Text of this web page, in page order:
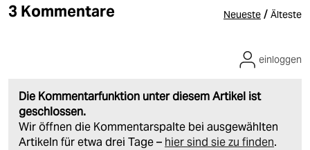
3 Kommentare Neueste / Älteste
Die Kommentarfunktion unter diesem Artikel ist
geschlossen.
Wir öffnen die Kommentarspalte bei ausgewählten
Artikeln für etwa drei Tage – hier sind sie zu finden.
einloggen